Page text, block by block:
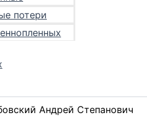
потери
Андрей Степанович